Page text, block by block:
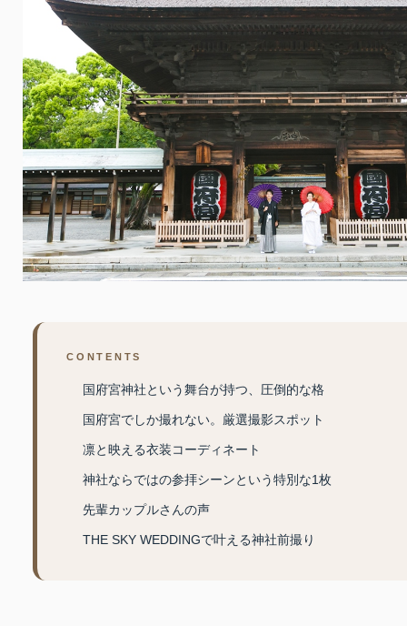
CONTENTS
国府宮神社という舞台が持つ、圧倒的な格
国府宮でしか撮れない。厳選撮影スポット
凛と映える衣装コーディネート
神社ならではの参拝シーンという特別な1枚
先輩カップルさんの声
THE SKY WEDDINGで叶える神社前撮り